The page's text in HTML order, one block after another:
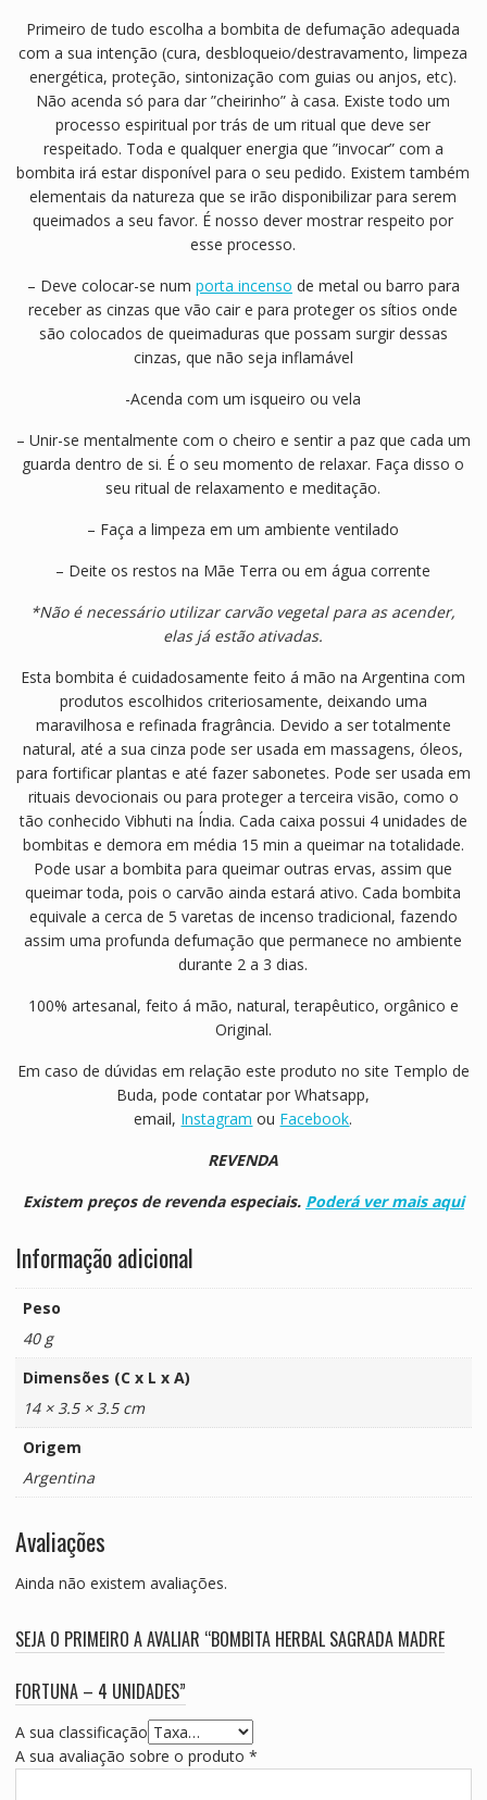
Primeiro de tudo escolha a bombita de defumação adequada
com a sua intenção (cura, desbloqueio/destravamento, limpeza
energética, proteção, sintonização com guias ou anjos, etc).
Não acenda só para dar ”cheirinho” à casa. Existe todo um
processo espiritual por trás de um ritual que deve ser
respeitado. Toda e qualquer energia que ”invocar” com a
bombita irá estar disponível para o seu pedido. Existem também
elementais da natureza que se irão disponibilizar para serem
queimados a seu favor. É nosso dever mostrar respeito por
esse processo.
– Deve colocar-se num porta incenso de metal ou barro para
receber as cinzas que vão cair e para proteger os sítios onde
são colocados de queimaduras que possam surgir dessas
cinzas, que não seja inflamável
-Acenda com um isqueiro ou vela
– Unir-se mentalmente com o cheiro e sentir a paz que cada um
guarda dentro de si. É o seu momento de relaxar. Faça disso o
seu ritual de relaxamento e meditação.
– Faça a limpeza em um ambiente ventilado
– Deite os restos na Mãe Terra ou em água corrente
*Não é necessário utilizar carvão vegetal para as acender,
elas já estão ativadas.
Esta bombita é cuidadosamente feito á mão na Argentina com
produtos escolhidos criteriosamente, deixando uma
maravilhosa e refinada fragrância. Devido a ser totalmente
natural, até a sua cinza pode ser usada em massagens, óleos,
para fortificar plantas e até fazer sabonetes. Pode ser usada em
rituais devocionais ou para proteger a terceira visão, como o
tão conhecido Vibhuti na Índia. Cada caixa possui 4 unidades de
bombitas e demora em média 15 min a queimar na totalidade.
Pode usar a bombita para queimar outras ervas, assim que
queimar toda, pois o carvão ainda estará ativo. Cada bombita
equivale a cerca de 5 varetas de incenso tradicional, fazendo
assim uma profunda defumação que permanece no ambiente
durante 2 a 3 dias.
100% artesanal, feito á mão, natural, terapêutico, orgânico e
Original.
Em caso de dúvidas em relação este produto no site Templo de
Buda, pode contatar por Whatsapp,
email, Instagram ou Facebook.
REVENDA
Existem preços de revenda especiais. Poderá ver mais aqui
Informação adicional
Peso
40 g
Dimensões (C x L x A)
14 × 3.5 × 3.5 cm
Origem
Argentina
Avaliações
Ainda não existem avaliações.
SEJA O PRIMEIRO A AVALIAR “BOMBITA HERBAL SAGRADA MADRE
FORTUNA – 4 UNIDADES”
A sua classificação
A sua avaliação sobre o produto *